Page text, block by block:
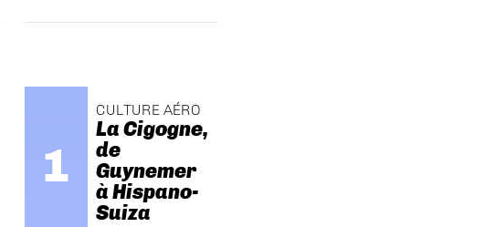
CULTURE AÉRO
La Cigogne,
de
Guynemer
à Hispano-
Suiza